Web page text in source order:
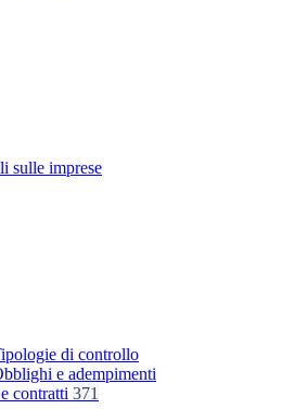
sulle imprese
di controllo
e adempimenti
contratti 371